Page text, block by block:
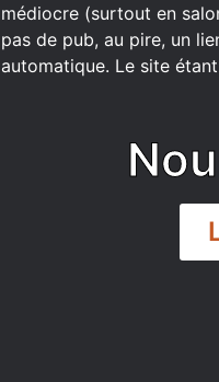
médiocre (surtout en
pas de pub, au pire, un
automatique. Le site